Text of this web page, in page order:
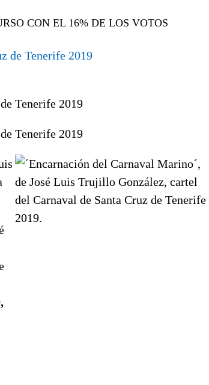
CON EL 16% DE LOS VOTOS
Tenerife 2019
Tenerife 2019